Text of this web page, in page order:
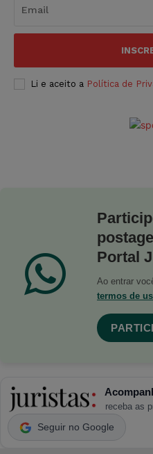
Li e aceito a Política de
Portal
Ao entrar
termos de
receba as
Seguir no Google